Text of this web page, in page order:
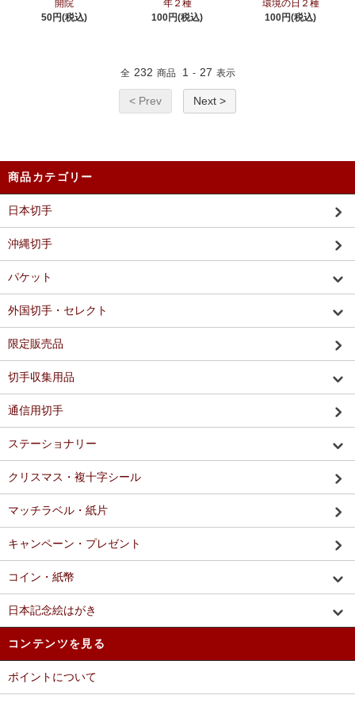
開院
50円(税込)
年２種
100円(税込)
環境の日２種
100円(税込)
全 232 商品 1 - 27 表示
< Prev Next >
商品カテゴリー
日本切手
沖縄切手
パケット
外国切手・セレクト
限定販売品
切手収集用品
通信用切手
ステーショナリー
クリスマス・複十字シール
マッチラベル・紙片
キャンペーン・プレゼント
コイン・紙幣
日本記念絵はがき
コンテンツを見る
ポイントについて